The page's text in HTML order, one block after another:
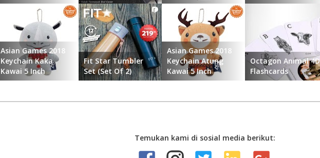
...
Asian Games 2018
Keychain Kaka
Kawai 5 Inch
Fit Star Tumbler
Set (Set Of 2)
Asian Games 2018
Keychain Atung
Kawai 5 Inch
Octagon Animal 4D
Flashcards
Temukan kami di sosial media berikut: